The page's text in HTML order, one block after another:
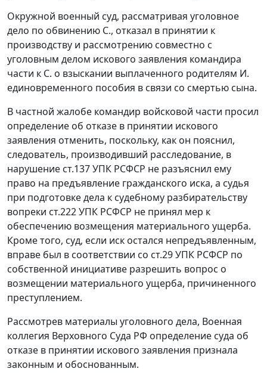
Окружной военный суд, рассматривая уголовное
дело по обвинению С., отказал в принятии к
производству и рассмотрению совместно с
уголовным делом искового заявления командира
части к С. о взыскании выплаченного родителям И.
единовременного пособия в связи со смертью сына.
В частной жалобе командир войсковой части просил
определение об отказе в принятии искового
заявления отменить, поскольку, как он пояснил,
следователь, производивший расследование, в
нарушение ст.137УПК РСФСР не разъяснил ему
право на предъявление гражданского иска, а судья
при подготовке дела к судебному разбирательству
вопреки ст.222УПК РСФСР не принял мер к
обеспечению возмещения материального ущерба.
Кроме того, суд, если иск остался непредъявленным,
вправе был в соответствии со ст.29УПК РСФСР по
собственной инициативе разрешить вопрос о
возмещении материального ущерба, причиненного
преступлением.
Рассмотрев материалы уголовного дела, Военная
коллегия Верховного Суда РФ определение суда об
отказе в принятии искового заявления признала
законным и обоснованным.